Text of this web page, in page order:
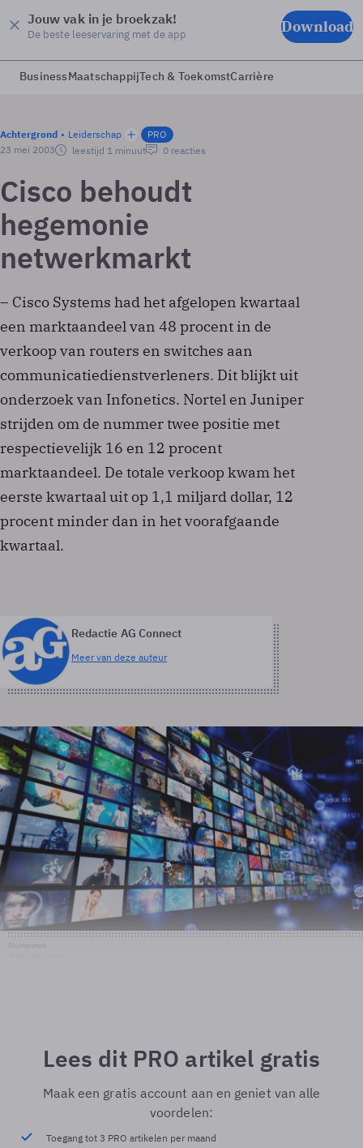
Jouw vak in je broekzak!
De beste leeservaring met de app Download
BusinessMaatschappijTech & ToekomstCarrière
Achtergrond Leiderschap
PRO
23 mei 2003
leestijd 1 minuut 0 reacties
Cisco behoudt
hegemonie
netwerkmarkt
– Cisco Systems had het afgelopen kwartaal
een marktaandeel van 48 procent in de
verkoop van routers en switches aan
communicatiedienstverleners. Dit blijkt uit
onderzoek van Infonetics. Nortel en Juniper
strijden om de nummer twee positie met
respectievelijk 16 en 12 procent
marktaandeel. De totale verkoop kwam het
eerste kwartaal uit op 1,1 miljard dollar, 12
procent minder dan in het voorafgaande
kwartaal.
Redactie AG Connect
Meer van deze auteur
Lees dit PRO artikel gratis
Maak een gratis account aan en geniet van alle
voordelen:
Toegang tot 3 PRO artikelen per maand